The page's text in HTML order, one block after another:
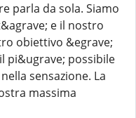
parla da sola. Siamo
e il nostro
obiettivo &egrave;
pi&ugrave; possibile
sensazione. La
massima